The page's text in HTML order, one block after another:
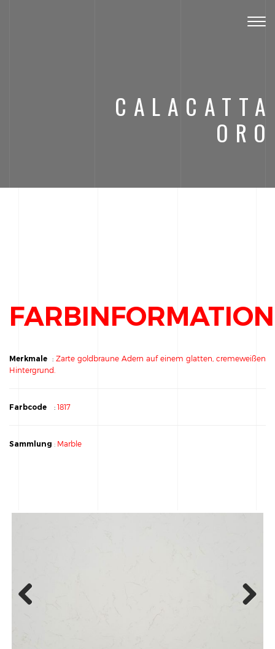
CALACATTA
ORO
Merkmale : Zarte goldbraune Adern auf einem glatten, cremeweißen
Hintergrund.
Farbcode : 1817
Sammlung : Marble